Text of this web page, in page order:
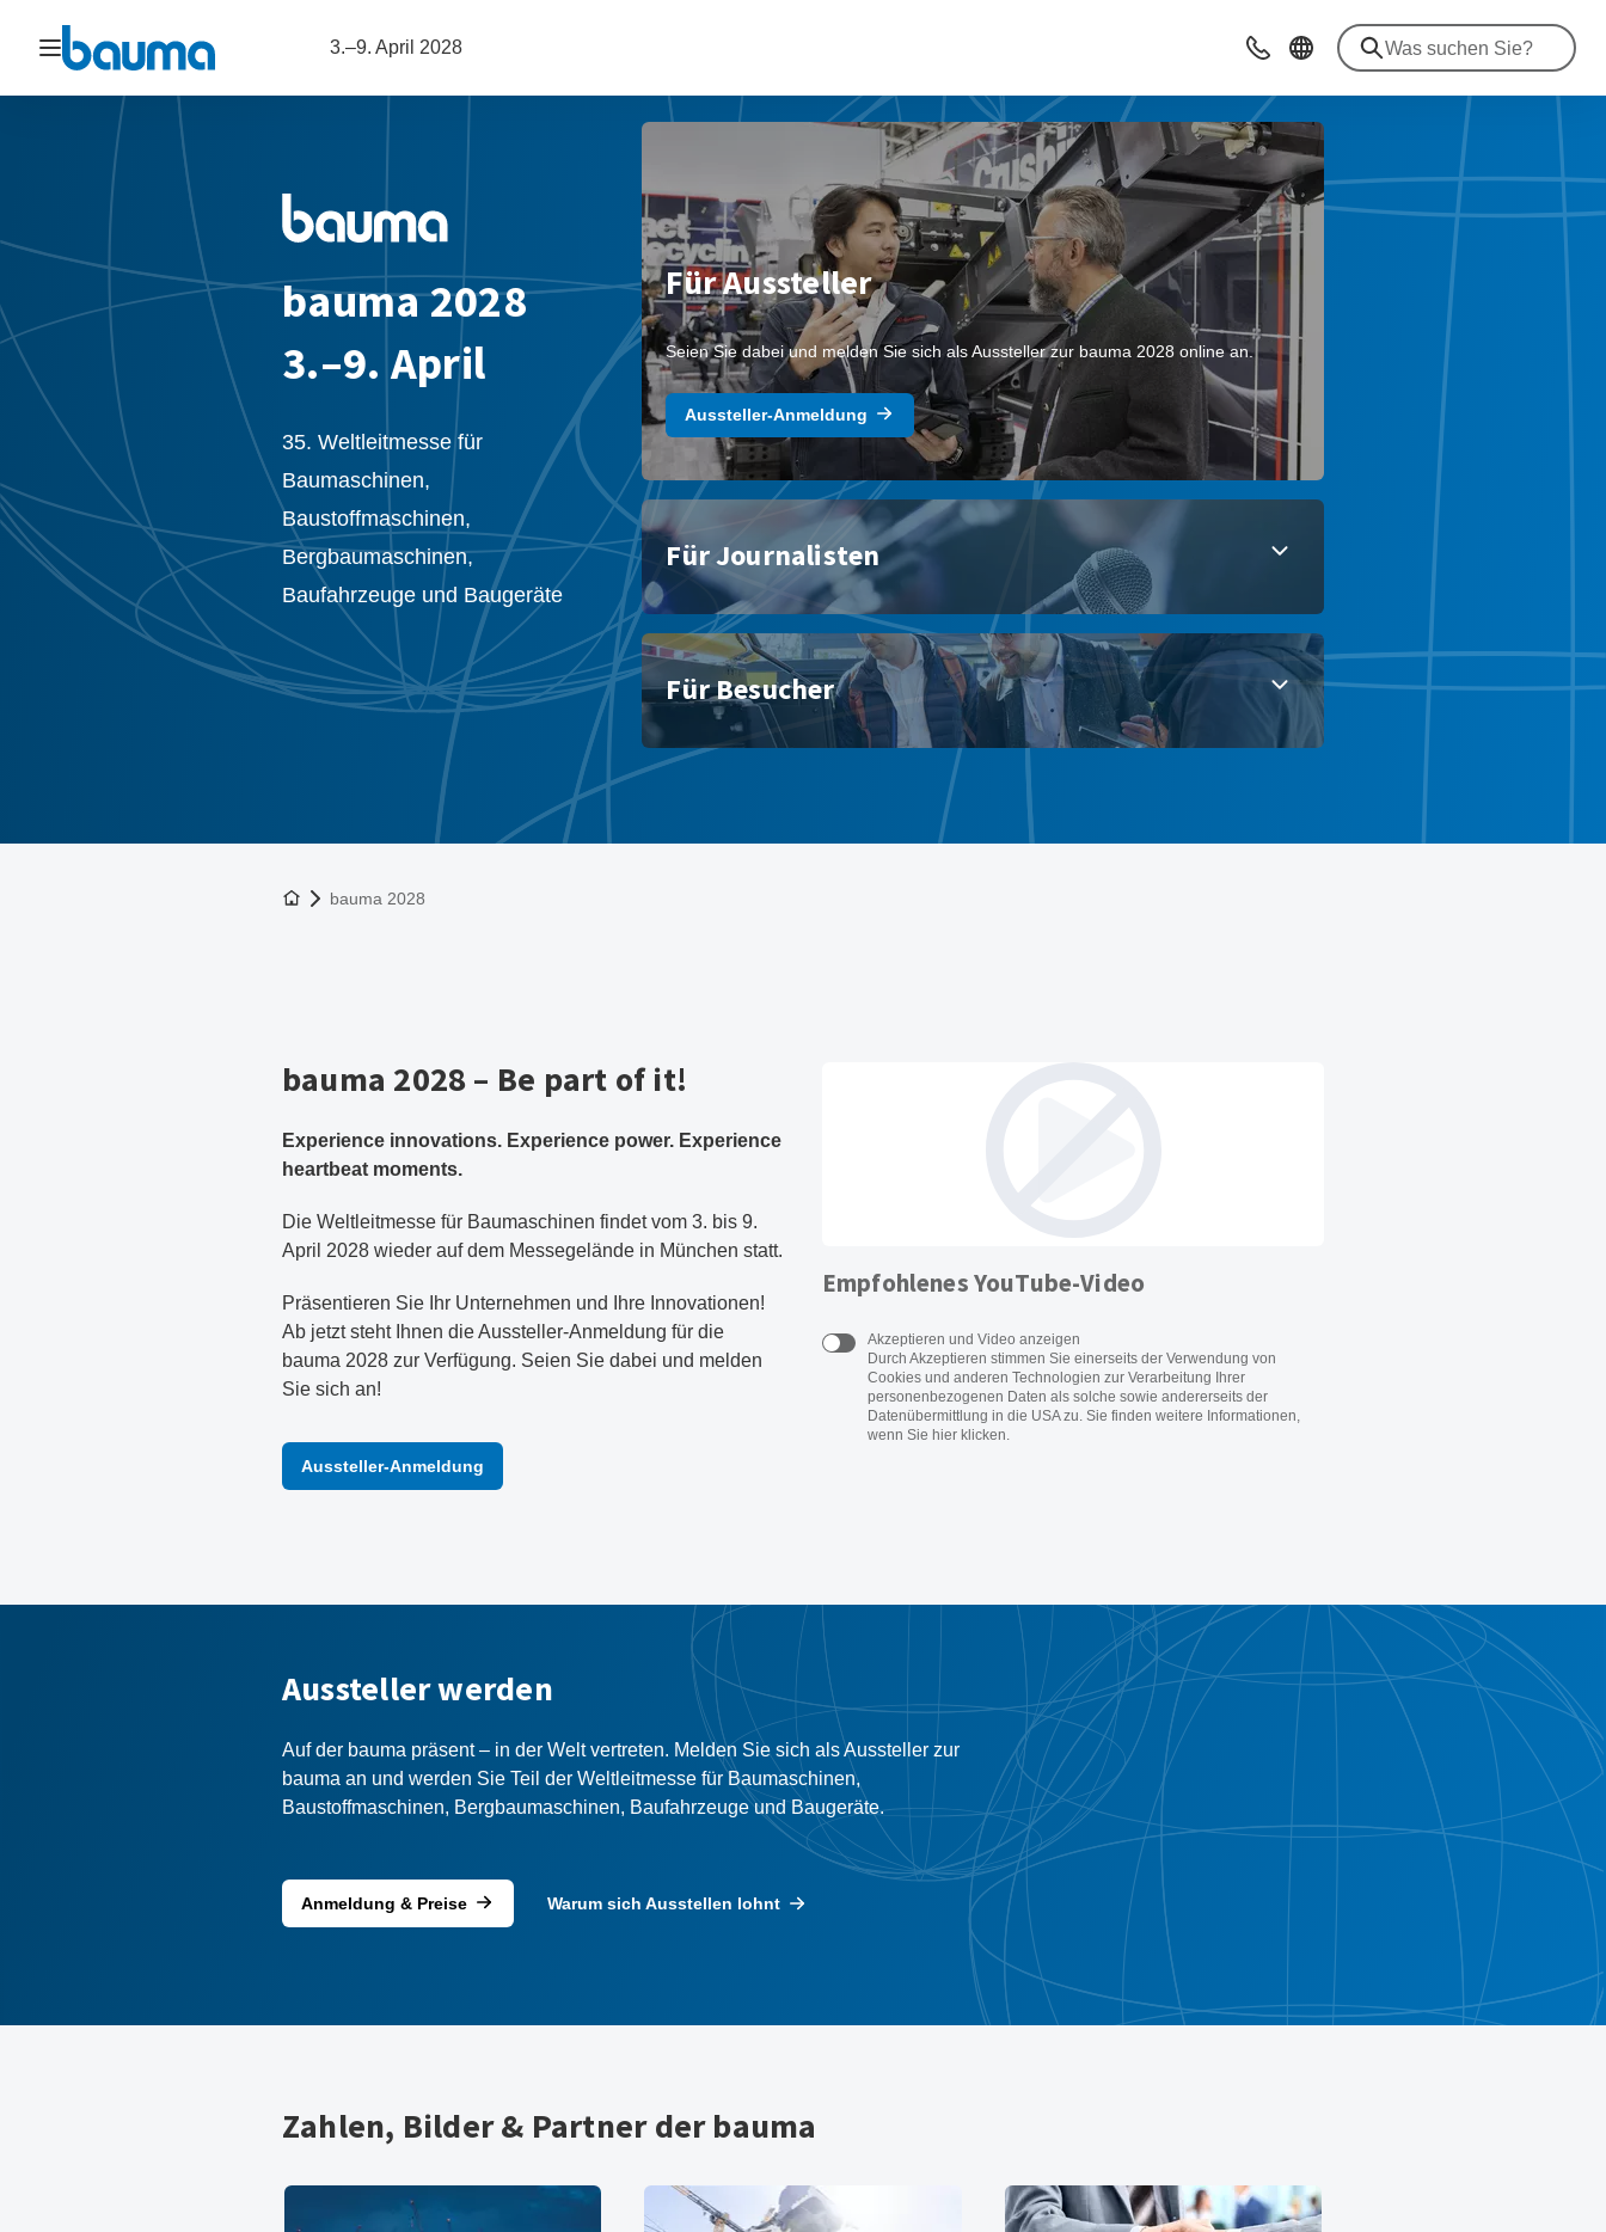
Navigation öffnen 3.–9. April 2028 Beratung & Kontakt
bauma 2028
3.–9. April
35. Weltleitmesse für
Baumaschinen,
Baustoffmaschinen,
Bergbaumaschinen,
Baufahrzeuge und Baugeräte
Für Aussteller
Seien Sie dabei und melden Sie sich als Aussteller zur bauma 2028 online an.
Aussteller-Anmeldung
Für Journalisten
Für Besucher
Zur Startseite
bauma 2028
bauma 2028 – Be part of it!
Experience innovations. Experience power. Experience
heartbeat moments.
Die Weltleitmesse für Baumaschinen findet vom 3. bis 9.
April 2028 wieder auf dem Messegelände in München statt.
Präsentieren Sie Ihr Unternehmen und Ihre Innovationen!
Ab jetzt steht Ihnen die Aussteller-Anmeldung für die
bauma 2028 zur Verfügung. Seien Sie dabei und melden
Sie sich an!
Aussteller-Anmeldung
Empfohlenes YouTube-Video
Akzeptieren und Video anzeigen
Durch Akzeptieren stimmen Sie einerseits der Verwendung von
Cookies und anderen Technologien zur Verarbeitung Ihrer
personenbezogenen Daten als solche sowie andererseits der
Datenübermittlung in die USA zu. Sie finden weitere Informationen,
wenn Sie hier klicken.
Aussteller werden
Auf der bauma präsent – in der Welt vertreten. Melden Sie sich als Aussteller zur
bauma an und werden Sie Teil der Weltleitmesse für Baumaschinen,
Baustoffmaschinen, Bergbaumaschinen, Baufahrzeuge und Baugeräte.
Anmeldung & Preise Warum sich Ausstellen lohnt
Zahlen, Bilder & Partner der bauma